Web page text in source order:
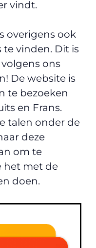
vindt.
overigens ook
vinden. Dit is
ons
De website is
te bezoeken
en Frans.
talen onder de
deze
om te
het met de
doen.